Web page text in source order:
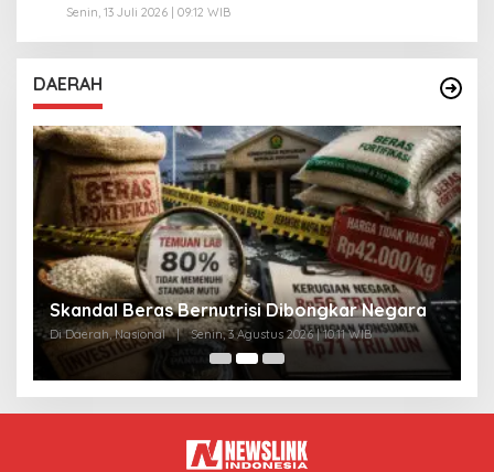
Senin, 13 Juli 2026 | 09:12 WIB
DAERAH
Skandal Beras Bernutrisi Dibongkar Negara
Di Daerah, Nasional | Senin, 3 Agustus 2026 | 10:11 WIB